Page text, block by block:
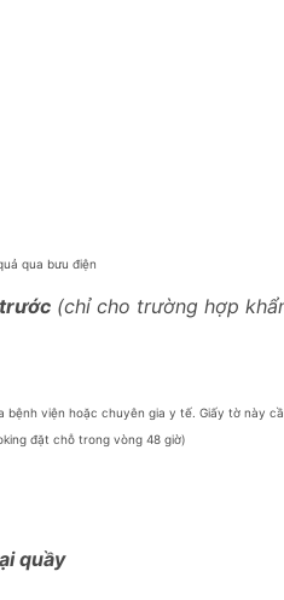
qua bưu điện
(chỉ cho trường hợp
viện hoặc chuyên gia y tế. Giấy tờ này
đặt chỗ trong vòng 48 giờ)
quầy